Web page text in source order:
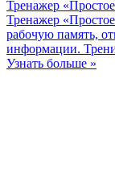
Тренажер
Тренажер
рабочую память,
информации.
Узнать больше »